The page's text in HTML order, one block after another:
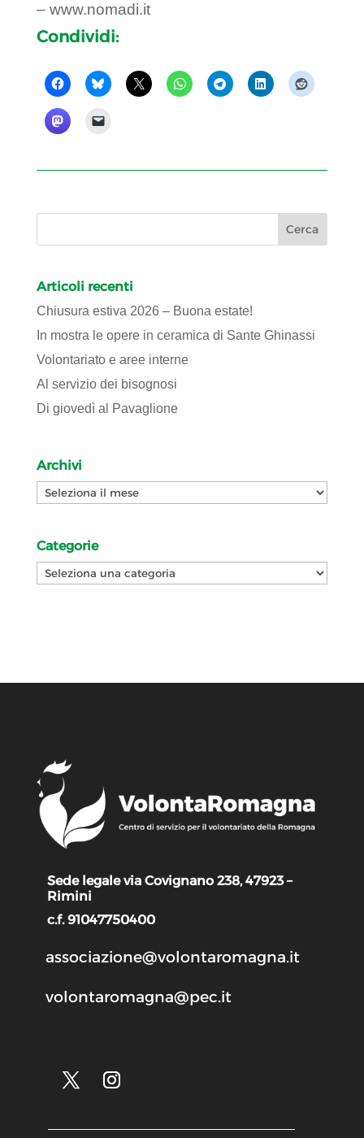
– www.nomadi.it
Condividi:
Articoli recenti
Chiusura estiva 2026 – Buona estate!
In mostra le opere in ceramica di Sante Ghinassi
Volontariato e aree interne
Al servizio dei bisognosi
Di giovedì al Pavaglione
Archivi
Archivi
Categorie
Categorie
Sede legale via Covignano 238, 47923 –
Rimini
c.f. 91047750400
associazione@volontaromagna.it
volontaromagna@pec.it